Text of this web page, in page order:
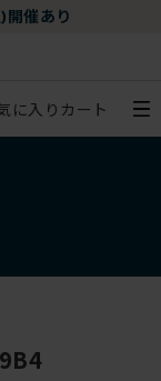
開催あり
に入り カート